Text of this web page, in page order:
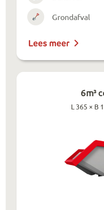
Grondafval
Lees meer
6m³
L 365 × B